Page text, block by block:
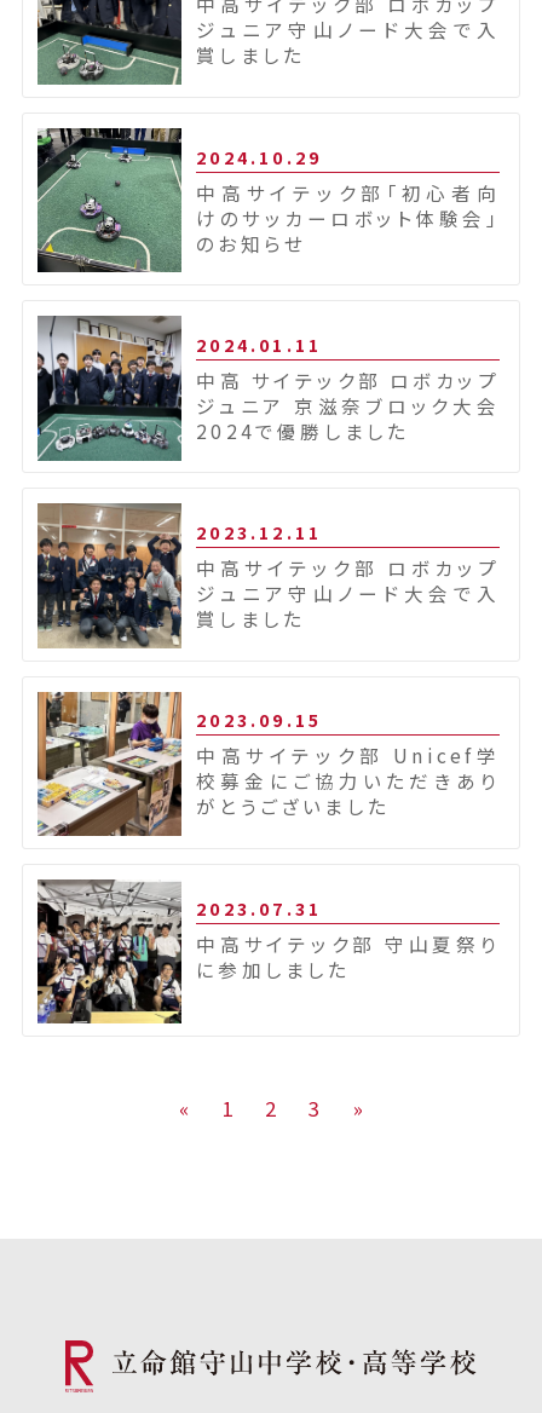
ジュニア守山ノード大会で入
賞しました
2024.10.29
中高サイテック部「初心者向
けのサッカーロボット体験会」
のお知らせ
2024.01.11
中高 サイテック部 ロボカップ
ジュニア 京滋奈ブロック大会
2024で優勝しました
2023.12.11
中高サイテック部 ロボカップ
ジュニア守山ノード大会で入
賞しました
2023.09.15
中高サイテック部 Unicef学
校募金にご協力いただきあり
がとうございました
2023.07.31
中高サイテック部 守山夏祭り
に参加しました
« 1 2 3 »